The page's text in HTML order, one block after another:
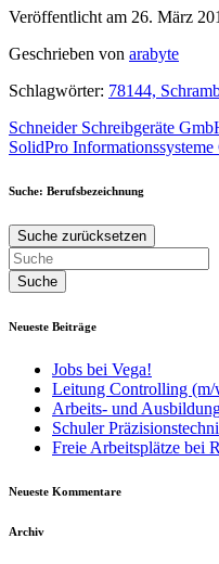
Veröffentlicht am 26. März
Geschrieben von arabyte
Schlagwörter: 78144,
Beitragsnavigation
Schneider Schreibgeräte
SolidPro
Suche: Berufsbezeichnung
Suche zurücksetzen
Neueste Beiträge
Jobs bei Vega!
Leitung Controlling (m/
Arbeits- und
Schuler
Freie Arbeitsplätze bei
Neueste Kommentare
Archiv